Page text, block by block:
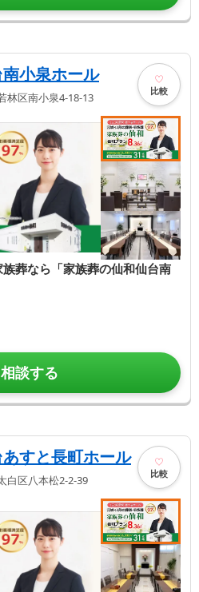
小泉ホール
林区南小泉4-18-13 比較
葬なら「家族葬の仙和仙台南
相談する
すと長町ホール
白区八本松2-2-39 比較